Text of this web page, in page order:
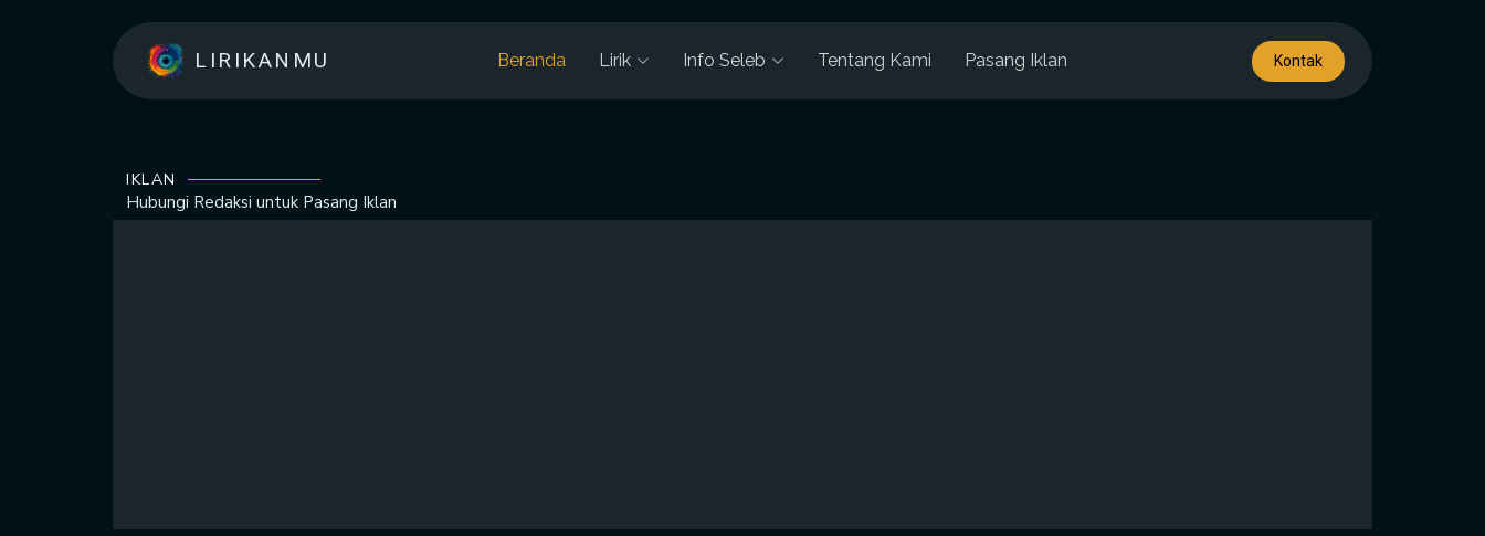
LIRIKANMU Beranda Lirik Info Seleb Tentang Kami Pasang Iklan Kontak
IKLAN
Hubungi Redaksi untuk Pasang Iklan